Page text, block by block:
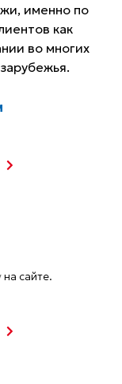
именно по
как
во многих
на сайте.